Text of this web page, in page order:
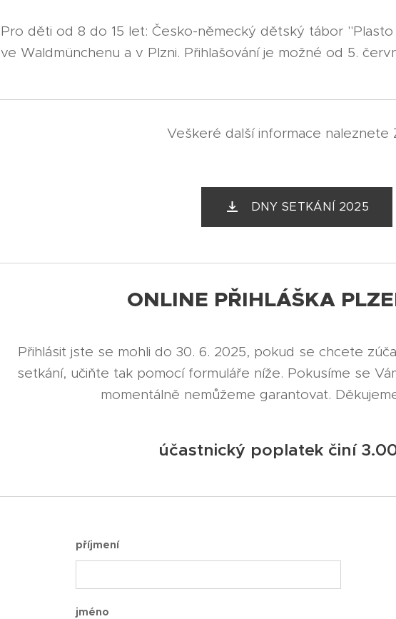
Pro děti od 8 do 15 let: Česko-německý dětský tábor
ve Waldmünchenu a v Plzni. Přihlašování je možné od 5.
Veškeré další informace naleznete
DNY SETKÁNÍ 2025
ONLINE PŘIHLÁŠKA
Přihlásit jste se mohli do 30. 6. 2025, pokud se chcete
setkání, učiňte tak pomocí formuláře níže. Pokusíme se
momentálně nemůžeme garantovat.
účastnický poplatek činí
příjmení
jméno